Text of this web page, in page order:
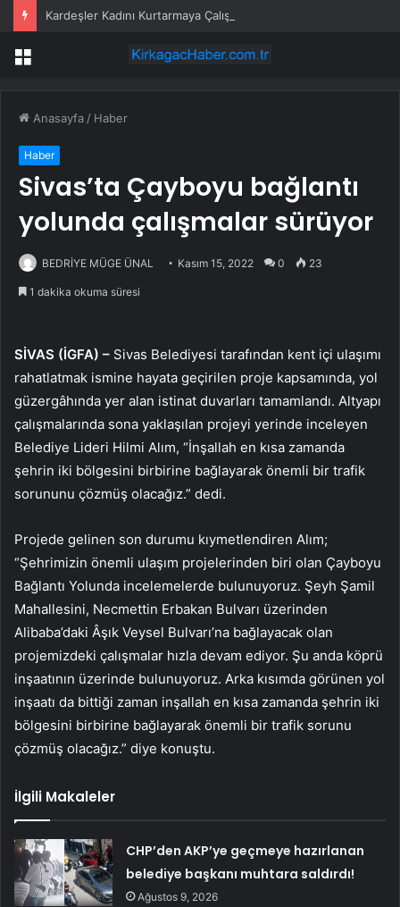
Kardeşler Kadını Kurtarmaya Çalışırken Bıçaklandı
Menü
Anasayfa / Haber
Haber
Sivas’ta Çayboyu bağlantı
yolunda çalışmalar sürüyor
BEDRİYE MÜGE ÜNAL Kasım 15, 2022 0 23
1 dakika okuma süresi
SİVAS (İGFA) – Sivas Belediyesi tarafından kent içi ulaşımı
rahatlatmak ismine hayata geçirilen proje kapsamında, yol
güzergâhında yer alan istinat duvarları tamamlandı. Altyapı
çalışmalarında sona yaklaşılan projeyi yerinde inceleyen
Belediye Lideri Hilmi Alım, “İnşallah en kısa zamanda
şehrin iki bölgesini birbirine bağlayarak önemli bir trafik
sorununu çözmüş olacağız.” dedi.
Projede gelinen son durumu kıymetlendiren Alım;
“Şehrimizin önemli ulaşım projelerinden biri olan Çayboyu
Bağlantı Yolunda incelemelerde bulunuyoruz. Şeyh Şamil
Mahallesini, Necmettin Erbakan Bulvarı üzerinden
Alibaba’daki Âşık Veysel Bulvarı’na bağlayacak olan
projemizdeki çalışmalar hızla devam ediyor. Şu anda köprü
inşaatının üzerinde bulunuyoruz. Arka kısımda görünen yol
inşaatı da bittiği zaman inşallah en kısa zamanda şehrin iki
bölgesini birbirine bağlayarak önemli bir trafik sorunu
çözmüş olacağız.” diye konuştu.
İlgili Makaleler
CHP’den AKP’ye geçmeye hazırlanan
belediye başkanı muhtara saldırdı!
Ağustos 9, 2026